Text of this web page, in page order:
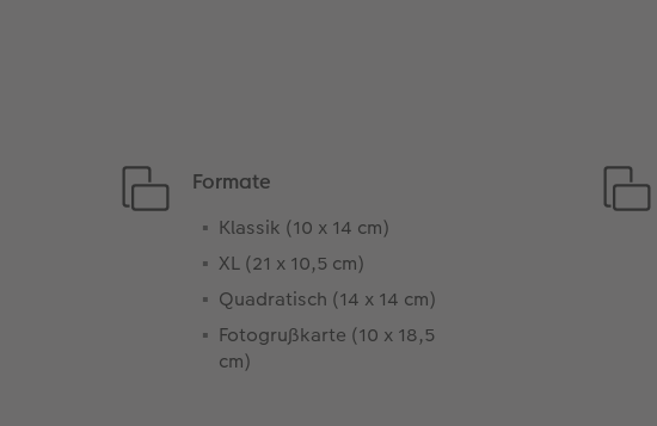
Formate
Klassik (10 x 14 cm)
XL (21 x 10,5 cm)
Quadratisch (14 x 14 cm)
Fotogrußkarte (10 x 18,5
cm)